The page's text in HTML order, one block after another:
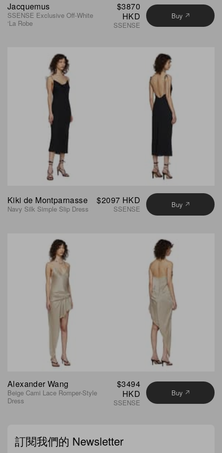
Jacquemus
SSENSE Exclusive Off-White
‘La Robe
$3870
HKD
SSENSE
Buy
Kiki de Montparnasse
Navy Silk Simple Slip Dress
$2097 HKD
SSENSE Buy
Alexander Wang
Beige Cami Lace Romper-Style
Dress
$3494
HKD
SSENSE
Buy
訂閱我們的 Newsletter